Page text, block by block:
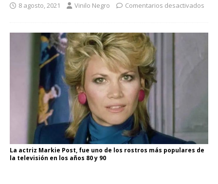
8 agosto, 2021 Vinilo Negro Comentarios desactivados
La actriz Markie Post, fue uno de los rostros más populares de
la televisión en los años 80 y 90